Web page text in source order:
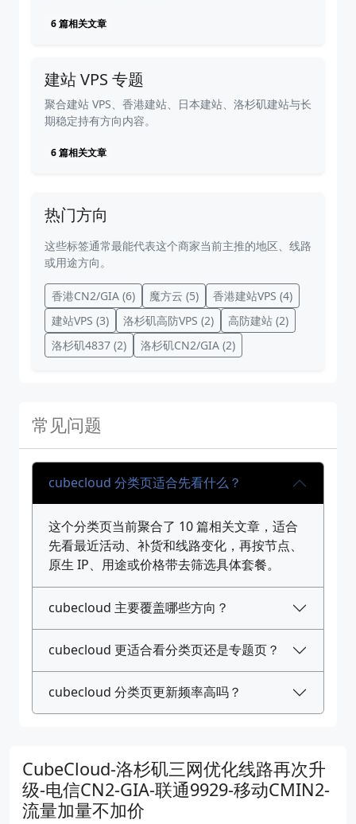
6 篇相关文章
建站 VPS 专题
聚合建站 VPS、香港建站、日本建站、洛杉矶建站与长
期稳定持有方向内容。
6 篇相关文章
热门方向
这些标签通常最能代表这个商家当前主推的地区、线路
或用途方向。
香港CN2/GIA (6) 魔方云 (5) 香港建站VPS (4)
建站VPS (3) 洛杉矶高防VPS (2) 高防建站 (2)
洛杉矶4837 (2) 洛杉矶CN2/GIA (2)
常见问题
cubecloud 分类页适合先看什么？
这个分类页当前聚合了 10 篇相关文章，适合
先看最近活动、补货和线路变化，再按节点、
原生 IP、用途或价格带去筛选具体套餐。
cubecloud 主要覆盖哪些方向？
cubecloud 更适合看分类页还是专题页？
cubecloud 分类页更新频率高吗？
CubeCloud-洛杉矶三网优化线路再次升
级-电信CN2-GIA-联通9929-移动CMIN2-
流量加量不加价